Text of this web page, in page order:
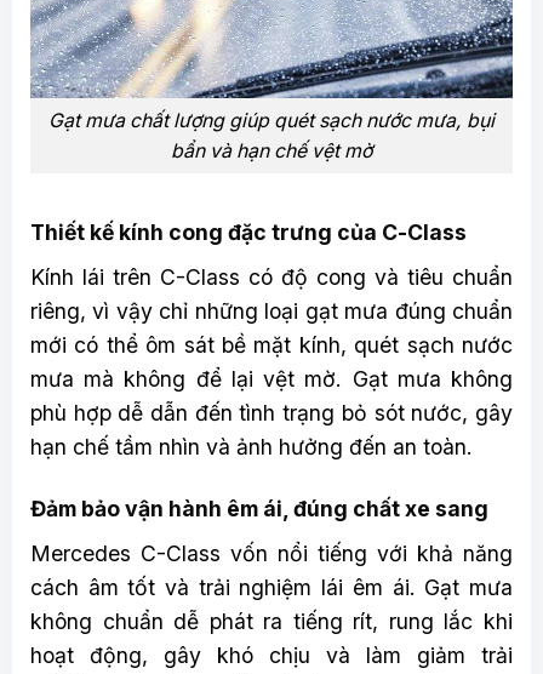
Gạt mưa chất lượng giúp quét sạch nước mưa, bụi
bẩn và hạn chế vệt mờ
Thiết kế kính cong đặc trưng của C-Class
Kính lái trên C-Class có độ cong và tiêu chuẩn
riêng, vì vậy chỉ những loại gạt mưa đúng chuẩn
mới có thể ôm sát bề mặt kính, quét sạch nước
mưa mà không để lại vệt mờ. Gạt mưa không
phù hợp dễ dẫn đến tình trạng bỏ sót nước, gây
hạn chế tầm nhìn và ảnh hưởng đến an toàn.
Đảm bảo vận hành êm ái, đúng chất xe sang
Mercedes C-Class vốn nổi tiếng với khả năng
cách âm tốt và trải nghiệm lái êm ái. Gạt mưa
không chuẩn dễ phát ra tiếng rít, rung lắc khi
hoạt động, gây khó chịu và làm giảm trải